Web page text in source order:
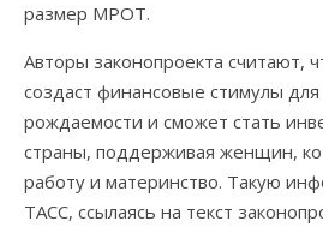
размер МРОТ.
Авторы законопроекта считают,
создаст финансовые стимулы
рождаемости и сможет стать
страны, поддерживая женщин,
работу и материнство. Такую
ТАСС, ссылаясь на текст